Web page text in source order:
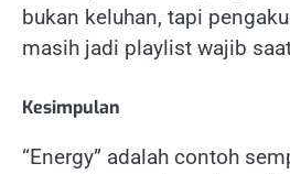
bukan keluhan, tapi
masih jadi playlist wajib
Kesimpulan
“Energy” adalah contoh